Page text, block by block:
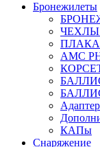
Бронежилеты
ЧЕХЛЫ
АМС
КАПы
Снаряжение